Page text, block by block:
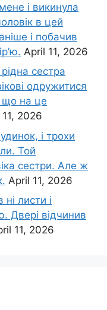
і викинула
в цей
і побачив
April 11, 2026
сестра
одружитися
що на це
2026
і трохи
Той
сестри. Але ж
April 11, 2026
листи і
Двері відчинив
11, 2026